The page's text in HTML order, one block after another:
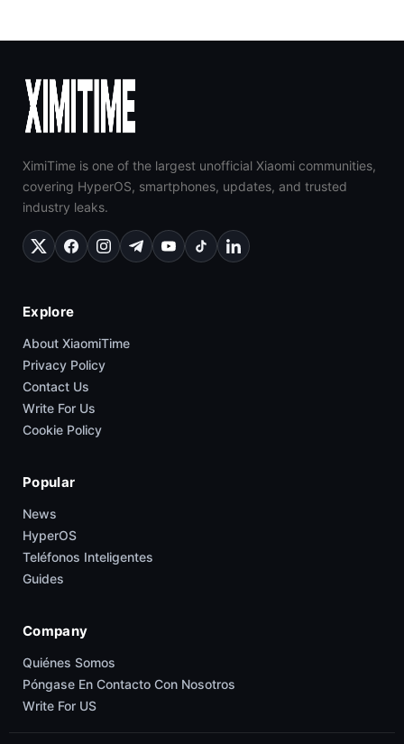
XimiTime is one of the largest unofficial Xiaomi communities,
covering HyperOS, smartphones, updates, and trusted
industry leaks.
Explore
About XiaomiTime
Privacy Policy
Contact Us
Write For Us
Cookie Policy
Popular
News
HyperOS
Teléfonos Inteligentes
Guides
Company
Quiénes Somos
Póngase En Contacto Con Nosotros
Write For US